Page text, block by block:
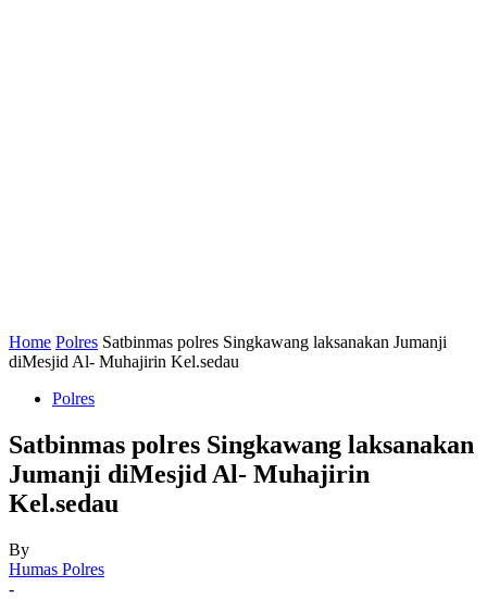
Home Polres Satbinmas polres Singkawang laksanakan Jumanji
diMesjid Al- Muhajirin Kel.sedau
Polres
Satbinmas polres Singkawang laksanakan
Jumanji diMesjid Al- Muhajirin
Kel.sedau
By
Humas Polres
-